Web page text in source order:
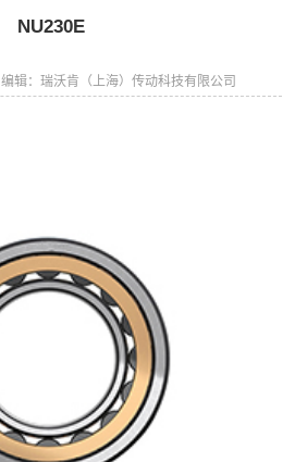
NU230E
编辑：瑞沃肯（上海）传动科技有限公司